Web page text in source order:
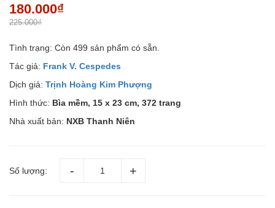
180.000₫
225.000₫
Tình trạng: Còn 499 sản phẩm có sẵn.
Tác giả: Frank V. Cespedes
Dịch giả: Trịnh Hoàng Kim Phượng
Hình thức: Bìa mềm, 15 x 23 cm, 372 trang
Nhà xuất bản: NXB Thanh Niên
Số lượng: